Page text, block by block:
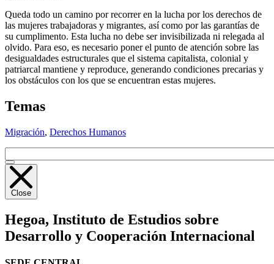
Queda todo un camino por recorrer en la lucha por los derechos de
las mujeres trabajadoras y migrantes, así como por las garantías de
su cumplimento. Esta lucha no debe ser invisibilizada ni relegada al
olvido. Para eso, es necesario poner el punto de atención sobre las
desigualdades estructurales que el sistema capitalista, colonial y
patriarcal mantiene y reproduce, generando condiciones precarias y
los obstáculos con los que se encuentran estas mujeres.
Temas
Migración, Derechos Humanos
Close
Hegoa, Instituto de Estudios sobre
Desarrollo y Cooperación Internacional